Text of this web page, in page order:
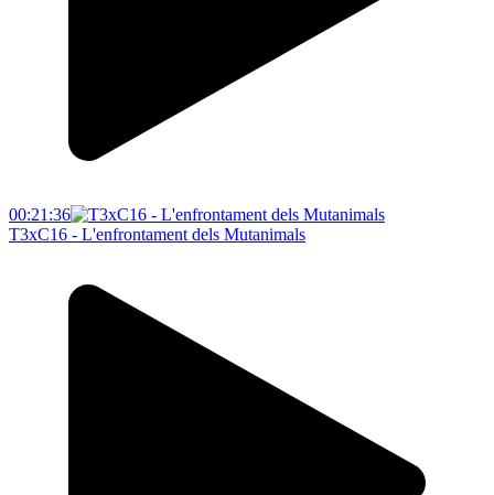
00:21:36
T3xC16 - L'enfrontament dels Mutanimals